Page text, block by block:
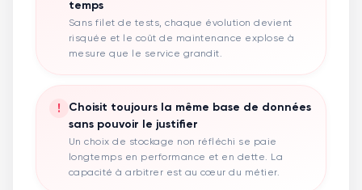
temps
Sans filet de tests, chaque évolution devient
risquée et le coût de maintenance explose à
mesure que le service grandit.
!
Choisit toujours la même base de données
sans pouvoir le justifier
Un choix de stockage non réfléchi se paie
longtemps en performance et en dette. La
capacité à arbitrer est au cœur du métier.